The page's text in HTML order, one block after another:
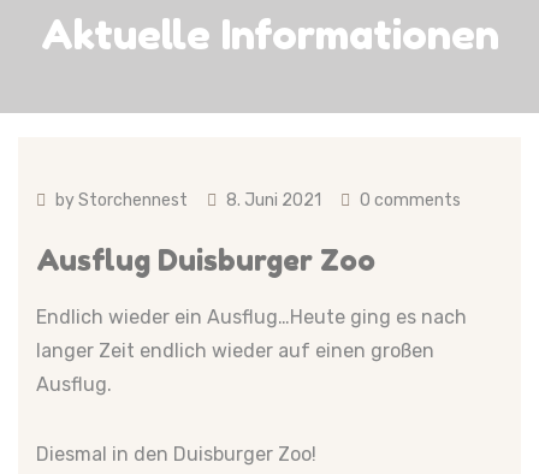
Aktuelle Informationen
byStorchennest 8. Juni 2021 0 comments
Ausflug Duisburger Zoo
Endlich wieder ein Ausflug…Heute ging es nach
langer Zeit endlich wieder auf einen großen
Ausflug.
Diesmal in den Duisburger Zoo!